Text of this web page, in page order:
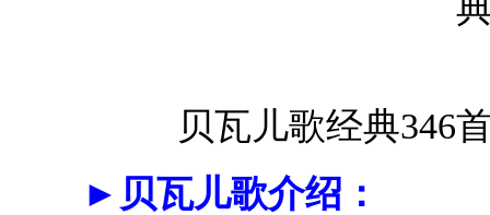
贝瓦儿歌经典346
►贝瓦儿歌介绍：